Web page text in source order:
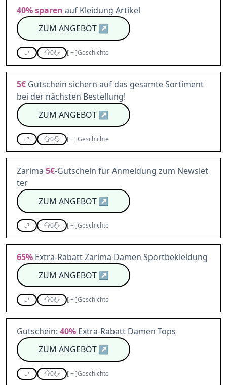
40%sparen auf Kleidung Artikel
ZUM ANGEBOT↗
0 [+]Geschichte
5€ Gutschein sichern auf das gesamte Sortiment
bei der nächsten Bestellung!
ZUM ANGEBOT↗
0 [+]Geschichte
Zarima 5€-Gutschein für Anmeldung zum Newslet
ter
ZUM ANGEBOT↗
0 [+]Geschichte
65% Extra-Rabatt Zarima Damen Sportbekleidung
ZUM ANGEBOT↗
0 [+]Geschichte
Gutschein: 40% Extra-Rabatt Damen Tops
ZUM ANGEBOT↗
0 [+]Geschichte